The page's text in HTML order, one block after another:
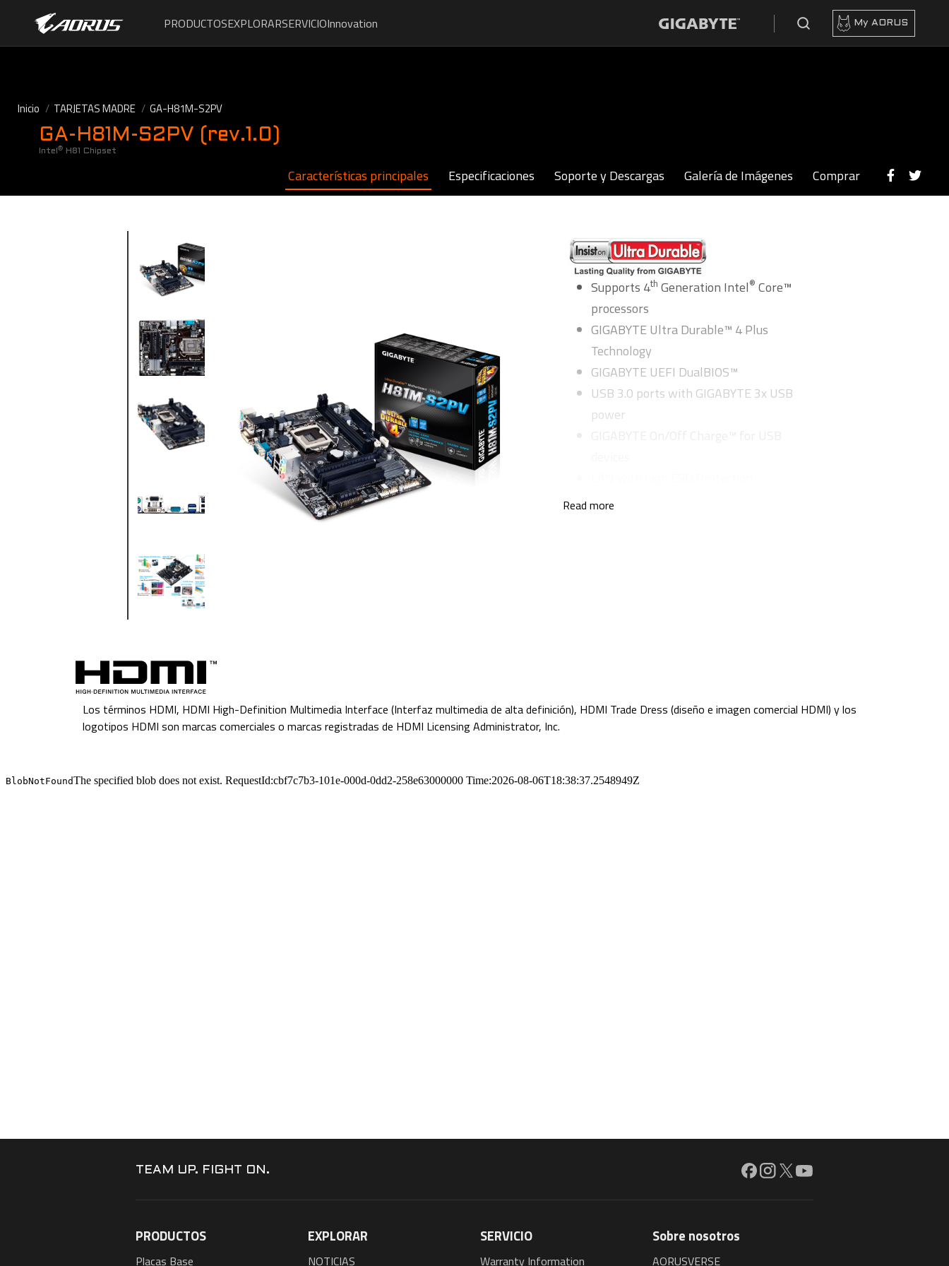
PRODUCTOSEXPLORARSERVICIOInnovation My AORUS
Inicio TARJETAS MADRE GA-H81M-S2PV
GA-H81M-S2PV (rev.1.0)
Intel ® H81 Chipset
Características principales Especificaciones Soporte y Descargas Galería de Imágenes Comprar
Supports 4th Generation Intel® Core™
processors
GIGABYTE Ultra Durable™ 4 Plus
Technology
GIGABYTE UEFI DualBIOS™
USB 3.0 ports with GIGABYTE 3x USB
power
DVI-D, D-SUB, COM port on rear panel
Read more
Los términos HDMI, HDMI High-Definition Multimedia Interface (Interfaz multimedia de alta definición), HDMI Trade Dress (diseño e imagen comercial HDMI) y los
logotipos HDMI son marcas comerciales o marcas registradas de HDMI Licensing Administrator, Inc.
TEAM UP. FIGHT ON.
PRODUCTOS
Placas Base
EXPLORAR
NOTICIAS
SERVICIO
Warranty Information
Sobre nosotros
AORUSVERSE